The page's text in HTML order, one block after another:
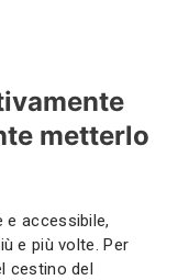
metterlo
accessibile,
e più volte. Per
cestino del